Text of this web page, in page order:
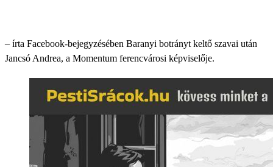
– írta Facebook-bejegyzésében Baranyi botrányt keltő szavai után
Jancsó Andrea, a Momentum ferencvárosi képviselője.